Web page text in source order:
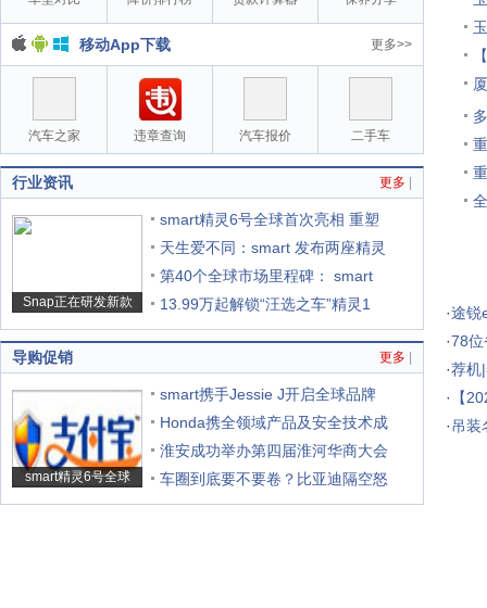
移动App下载 更多>>
汽车之家 违章查询 汽车报价 二手车
行业资讯 更多
Snap正在研发新款
smart精灵6号全球首次亮相 重塑
天生爱不同：smart 发布两座精灵
第40个全球市场里程碑： smart
13.99万起解锁“汪选之车”精灵1
导购促销 更多
smart精灵6号全球
smart携手Jessie J开启全球品牌
Honda携全领域产品及安全技术成
淮安成功举办第四届淮河华商大会
车圈到底要不要卷？比亚迪隔空怒
·途锐
·78位
·荐机
·
【
·吊装